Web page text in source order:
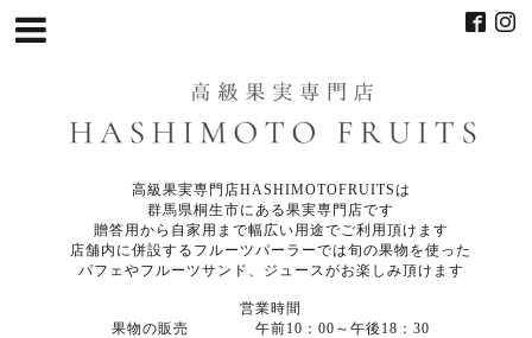
高級果実専門店HASHIMOTOFRUITSは
群馬県桐生市にある果実専門店です
贈答用から自家用まで幅広い用途でご利用頂けます
店舗内に併設するフルーツパーラーでは旬の果物を使った
パフェやフルーツサンド、ジュースがお楽しみ頂けます
営業時間
果物の販売 午前10：00～午後18：30